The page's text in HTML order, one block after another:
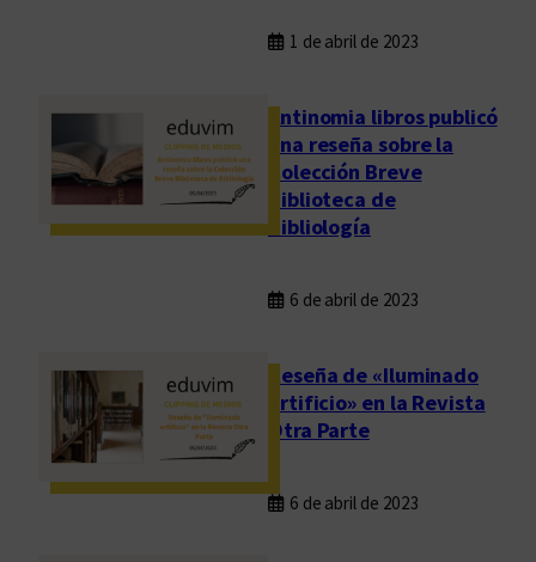
1 de abril de 2023
Antinomia libros publicó
una reseña sobre la
Colección Breve
Biblioteca de
Bibliología
6 de abril de 2023
Reseña de «Iluminado
artificio» en la Revista
Otra Parte
6 de abril de 2023